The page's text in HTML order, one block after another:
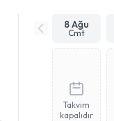
8 Ağu
Cmt
Takvim
kapalıdır